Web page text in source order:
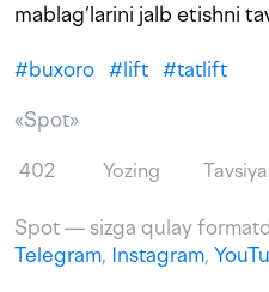
mablag‘larini jalb etishni
#buxoro #lift #tatlift
«Spot»
402 Yozing
Spot — sizga qulay
Telegram, Instagram,